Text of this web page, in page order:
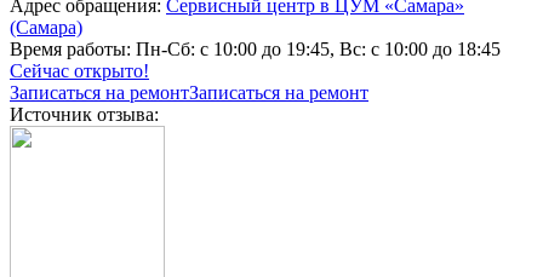
Адрес обращения: Сервисный центр в ЦУМ «Самара»
(Самара)
Время работы: Пн-Сб: с 10:00 до 19:45, Вс: с 10:00 до 18:45
Сейчас открыто!
Записаться на ремонтЗаписаться на ремонт
Источник отзыва: